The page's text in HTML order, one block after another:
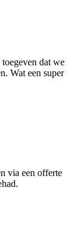
dat we
Wat een super
via een offerte